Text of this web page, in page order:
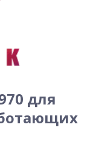
для